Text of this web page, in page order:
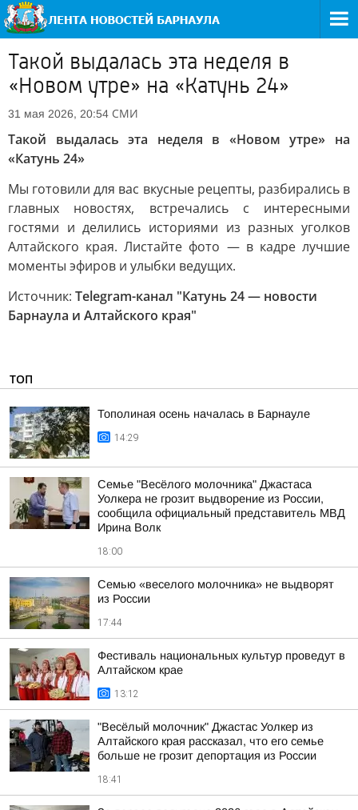
Такой выдалась эта неделя в
«Новом утре» на «Катунь 24»
31 мая 2026, 20:54 СМИ
Такой выдалась эта неделя в «Новом утре» на
«Катунь 24»
Мы готовили для вас вкусные рецепты, разбирались в
главных новостях, встречались с интересными
гостями и делились историями из разных уголков
Алтайского края. Листайте фото — в кадре лучшие
моменты эфиров и улыбки ведущих.
Источник: Telegram-канал "Катунь 24 — новости
Барнаула и Алтайского края"
ТОП
Тополиная осень началась в Барнауле
14:29
Семье "Весёлого молочника" Джастаса
Уолкера не грозит выдворение из России,
сообщила официальный представитель МВД
Ирина Волк
18:00
Семью «веселого молочника» не выдворят
из России
17:44
Фестиваль национальных культур проведут в
Алтайском крае
13:12
"Весёлый молочник" Джастас Уолкер из
Алтайского края рассказал, что его семье
больше не грозит депортация из России
18:41